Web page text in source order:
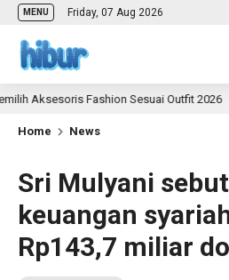
MENU Friday, 07 Aug 2026
Fashion Sesuai Outfit 2026
Home News
Sri Mulyani
keuangan
Rp143,7 miliar